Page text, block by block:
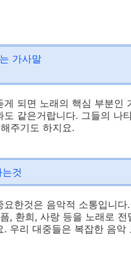
가사말
게 되면 노래의 핵심 부분인
도 같은거랍니다. 그들의 나
주기도 하지요.
것
요한것은 음악적 소통입니
, 환희, 사랑 등을 노래로
. 우리 대중들은 복잡한 음